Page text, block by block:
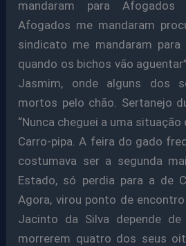
mandaram para
Afogados me mandaram
sindicato me mandaram
quando os bichos vão
Jasmim, onde alguns dos
mortos pelo chão. Sertanejo
“Nunca cheguei a uma situação
Carro-pipa. A feira do gado
costumava ser a segunda
Estado, só perdia para a de
Agora, virou ponto de
Jacinto da Silva depende
morrerem quatro dos seus